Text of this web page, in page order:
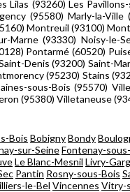
(93260) Les
(95580) Marly-la-
Montreuil (93100)
Marne (93330) Noisy-le-
Pontarmé (60520)
Denis (93200) Saint-
(95230) Stains
sous-Bois (95570)
(95380) Villetaneuse
Bois BobignyBondy
sur-SeineFontenay-
Le Blanc-Mesnil Livry-
Pantin Rosny-sous-Bois
le-Bel Vincennes Vitry-